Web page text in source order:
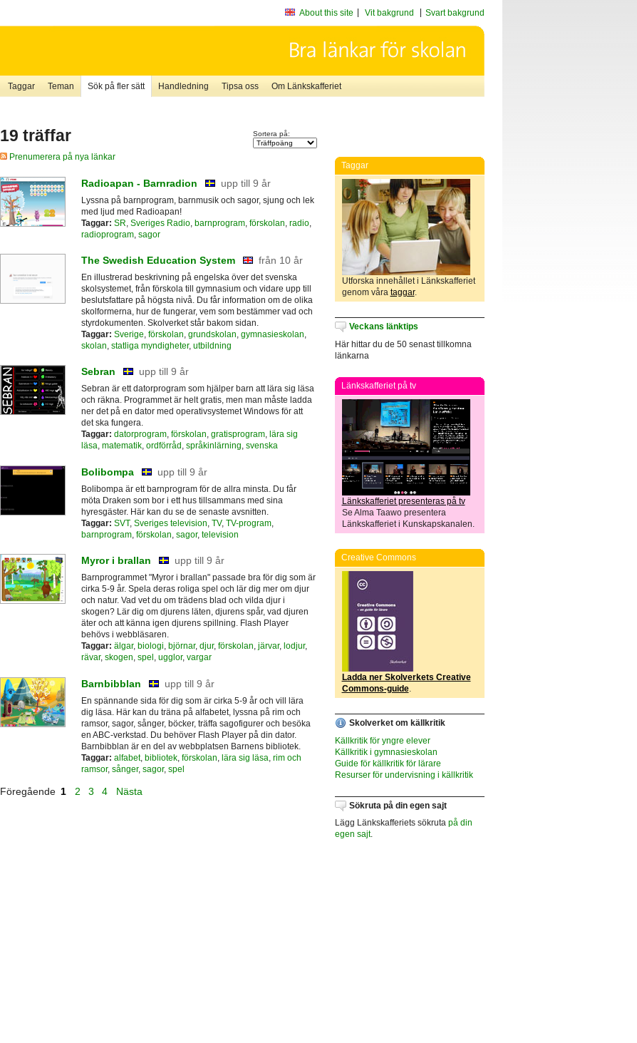
About this site Vit bakgrund Svart bakgrund
Taggar Teman Sök på fler sätt Handledning Tipsa oss Om Länkskafferiet
19 träffar Sortera på:
Prenumerera på nya länkar
Radioapan - Barnradion upp till 9 år
Lyssna på barnprogram, barnmusik och sagor, sjung och lek
med ljud med Radioapan!
Taggar: SR Sveriges Radio, barnprogram, förskolan radio,
radioprogram, sagor
The Swedish Education System från 10 år
En illustrerad beskrivning på engelska över det svenska
skolsystemet, från förskola till gymnasium och vidare upp till
beslutsfattare på högsta nivå. Du får information om de olika
skolformerna, hur de fungerar, vem som bestämmer vad och
styrdokumenten. Skolverket står bakom sidan.
Taggar: Sverige, förskolan, grundskolan, gymnasieskolan,
skolan, statliga myndigheter, utbildning
Sebran upp till 9 år
Sebran är ett datorprogram som hjälper barn att lära sig läsa
och räkna. Programmet är helt gratis, men man måste ladda
ner det på en dator med operativsystemet Windows för att
det ska fungera.
Taggar: datorprogram, förskolan, gratisprogram, lära sig
läsa, matematik, ordförråd , språkinlärning, svenska
Bolibompa upp till 9 år
Bolibompa är ett barnprogram för de allra minsta. Du får
möta Draken som bor i ett hus tillsammans med sina
hyresgäster. Här kan du se de senaste avsnitten.
Taggar: SVT, Sveriges television, TV, TV-program,
barnprogram, förskolan, sagor, television
Myror i brallan upp till 9 år
Barnprogrammet "Myror i brallan" passade bra för dig som är
cirka 5-9 år. Spela deras roliga spel och lär dig mer om djur
och natur. Vad vet du om trädens blad och vilda djur i
skogen? Lär dig om djurens läten, djurens spår, vad djuren
äter och att känna igen djurens spillning. Flash Player
behövs i webbläsaren.
Taggar: älgar, biologi, björnar, djur, förskolan, järvar, lodjur,
rävar, skogen, spel , ugglor, vargar
Barnbibblan upp till 9 år
En spännande sida för dig som är cirka 5-9 år och vill lära
dig läsa. Här kan du träna på alfabetet, lyssna på rim och
ramsor, sagor, sånger, böcker, träffa sagofigurer och besöka
en ABC-verkstad. Du behöver Flash Player på din dator.
Barnbibblan är en del av webbplatsen Barnens bibliotek.
Taggar: alfabet, bibliotek, förskolan lära sig läsa rim och
ramsor, sånger, sagor, spel
Föregående 1 2 3 4 Nästa
Taggar
Utforska innehållet i Länkskafferiet
genom våra taggar.
Veckans länktips
Här hittar du de 50 senast tillkomna
länkarna
Länkskafferiet på tv
Länkskafferiet presenteras på tv
Se Alma Taawo presentera
Länkskafferiet i Kunskapskanalen.
Creative Commons
Ladda ner Skolverkets Creative
Commons-guide.
Skolverket om källkritik
Källkritik för yngre elever
Källkritik i gymnasieskolan
Guide för källkritik för lärare
Resurser för undervisning i källkritik
Sökruta på din egen sajt
Lägg Länkskafferiets sökruta på din
egen sajt.